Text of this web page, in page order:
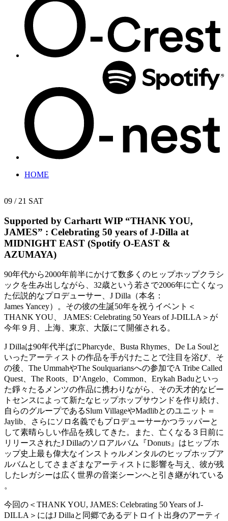
HOME
09 / 21 SAT
Supported by Carhartt WIP “THANK YOU,
JAMES” : Celebrating 50 years of J-Dilla at
MIDNIGHT EAST (Spotify O-EAST &
AZUMAYA)
90年代から2000年前半にかけて数多くのヒップホップクラシ
ックを生み出しながら、 32歳という若さで2006年に亡くなっ
た伝説的なプロデューサー、J Dilla（本名：
James Yancey）。 その彼の生誕50年を祝うイベント＜
THANK YOU、 JAMES: Celebrating 50 Years of J-DILLA＞が
今年９月、上海、東京、大阪にて開催される。
J Dillaは90年代半ばにPharcyde、Busta Rhymes、De La Soulと
いったアーティストの作品を手がけたことで注目を浴び、そ
の後、The UmmahやThe Soulquariansへの参加でA Tribe Called
Quest、The Roots、D’Angelo、Common、Erykah Baduといっ
た錚々たるメンツの作品に携わりながら、 その天才的なビー
トセンスによって新たなヒップホップサウンドを作り続け、
自らのグループであるSlum VillageやMadlibとのユニット＝
Jaylib、
さらにソロ名義でもプロデューサーかつラッパーと
して素晴らしい作品を残してきた。また、亡くなる３日前に
リリースされたJ Dillaのソロアルバム『Donuts』 はヒップホ
ップ史上最も偉大なインストゥルメンタルのヒップホップア
ルバムとしてさまざまなアーティストに影響を与え、 彼が残
したレガシーは広く世界の音楽シーンへと引き継がれている
。
今回の＜THANK YOU, JAMES: Celebrating 50 Years of J-
DILLA＞にはJ Dillaと同郷であるデトロイト出身のアーティ